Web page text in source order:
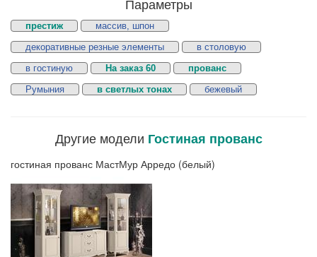
Параметры
престиж
массив, шпон
декоративные резные элементы
в столовую
в гостиную
На заказ 60
прованс
Румыния
в светлых тонах бежевый
Другие модели Гостиная прованс
гостиная прованс МастМур Арредо (белый)